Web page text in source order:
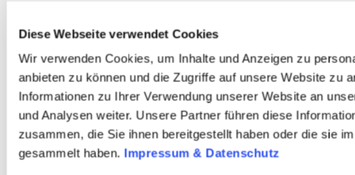
Diese Webseite verwendet Cookies
Wir verwenden Cookies, um Inhalte und Anzeigen zu
anbieten zu können und die Zugriffe auf unsere Website zu
Informationen zu Ihrer Verwendung unserer Website an
und Analysen weiter. Unsere Partner führen diese
zusammen, die Sie ihnen bereitgestellt haben oder die sie
gesammelt haben. Impressum & Datenschutz